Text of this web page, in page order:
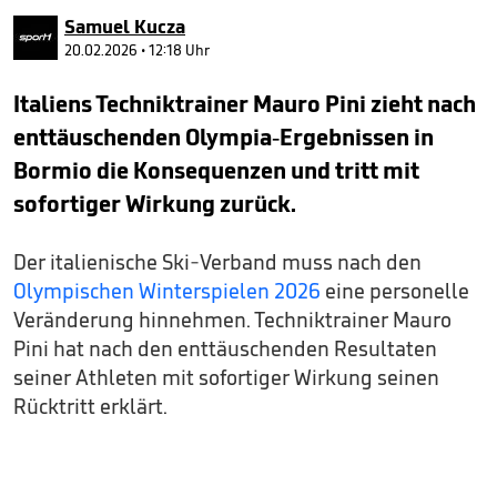
Samuel Kucza
20.02.2026 • 12:18 Uhr
Italiens Techniktrainer Mauro Pini zieht nach
enttäuschenden Olympia-Ergebnissen in
Bormio die Konsequenzen und tritt mit
sofortiger Wirkung zurück.
Der italienische Ski-Verband muss nach den
Olympischen Winterspielen 2026 eine personelle
Veränderung hinnehmen. Techniktrainer Mauro
Pini hat nach den enttäuschenden Resultaten
seiner Athleten mit sofortiger Wirkung seinen
Rücktritt erklärt.